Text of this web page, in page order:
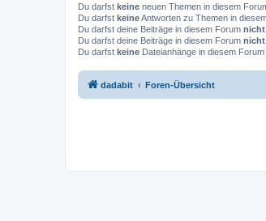
Du darfst keine neuen Themen in diesem
Du darfst keineAntworten zu Themen in
Du darfst deine Beiträge in diesem Forum nicht
Du darfst deine Beiträge in diesem Forum nicht
Du darfst keine Dateianhänge in diesem Forum
dadabit Foren-Übersicht